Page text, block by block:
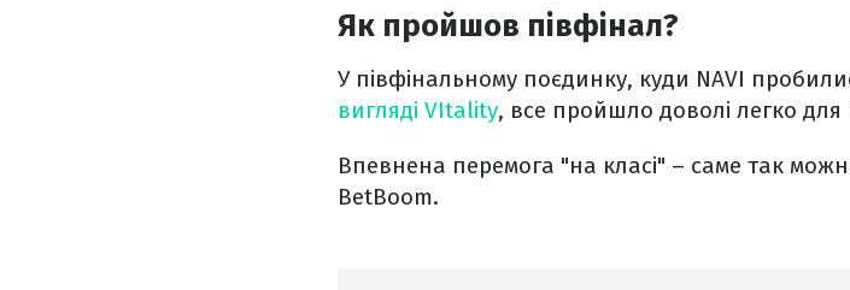
Як пройшов півфінал?
У півфінальному поєдинку, куди NAVI
вигляді VItality, все пройшло доволі легко для
Впевнена перемога "на класі" – саме так
BetBoom.